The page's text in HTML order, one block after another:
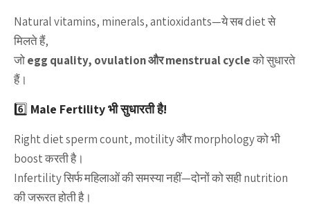
Natural vitamins, minerals, antioxidants—ये सब diet से
मिलते हैं,
जोegg quality, ovulation और menstrual cycleको सुधारते
हैं।
6️⃣ Male Fertility भी सुधारती है!
Right diet sperm count, motility और morphology को भी
boost करती है।
Infertility सिर्फ महिलाओं की समस्या नहीं—दोनों को सही nutrition
की जरूरत होती है।